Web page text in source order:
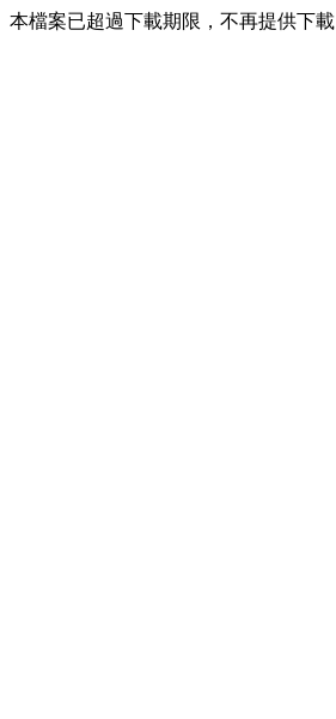
本檔案已超過下載期限，不再提供下載